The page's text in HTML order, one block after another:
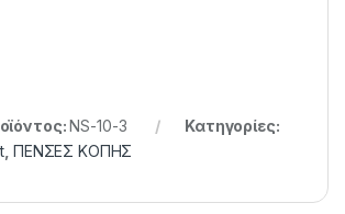
NS-10-3
Κατηγορίες:
ΠΕΝΣΕΣ KOΠΗΣ